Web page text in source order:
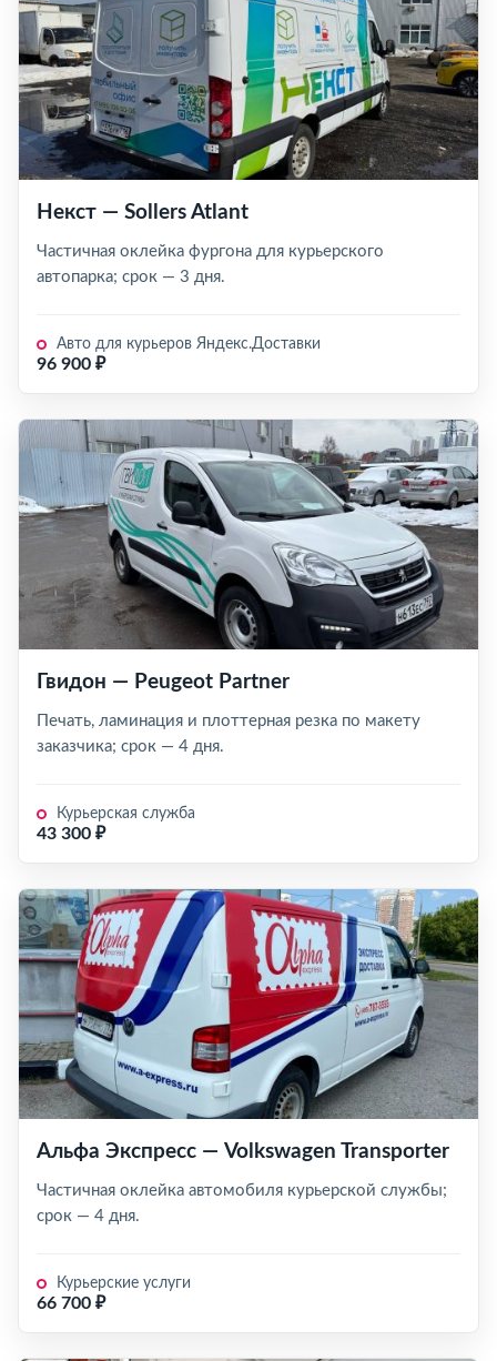
Некст — Sollers Atlant
Частичная оклейка фургона для курьерского
автопарка; срок — 3 дня.
Авто для курьеров Яндекс.Доставки
96 900 ₽
Гвидон — Peugeot Partner
Печать, ламинация и плоттерная резка по макету
заказчика; срок — 4 дня.
Курьерская служба
43 300 ₽
Альфа Экспресс — Volkswagen Transporter
Частичная оклейка автомобиля курьерской службы;
срок — 4 дня.
Курьерские услуги
66 700 ₽